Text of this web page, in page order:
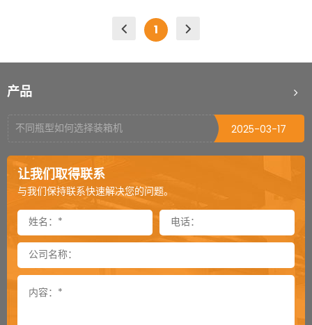
・变频器控制传送速度，无
・收缩炉后端可选配铝制滚
跌落地面。
・BSE6040AM 可添加密轴
功能，专为包装体积比较小
・炉内隔热内胆形成热风循
需要，调整输送带的快慢，
以达到最佳
的收缩效果。
输送线或皮带输送有效控制
速度与收缩
效果。
1
产品
初次使用开箱机需要注意的问题
打包机烫头烧毁的原因
不同瓶型如何选择装箱机
2025-03-17
栈板穿剑捆扎机剑道偏移怎么处理（二）
2025-03-04
栈板穿剑捆扎机剑道偏移怎么处理（一）
封箱机可以倒过来当开箱机用吗
封箱机侧帖可以加到多长
2024-11-26
卸垛机是一款特殊的机器吗
2024-11-25
让我们取得联系
与我们保持联系快速解决您的问题。